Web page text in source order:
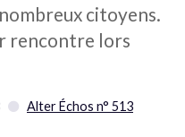
citoyens.
rencontre lors
Alter Échos n° 513